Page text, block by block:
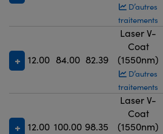
D’autres
traitements
12.00 84.00 82.39
Laser V-
Coat
(1550nm)
D’autres
traitements
12.00 100.00 98.35
Laser V-
Coat
(1550nm)